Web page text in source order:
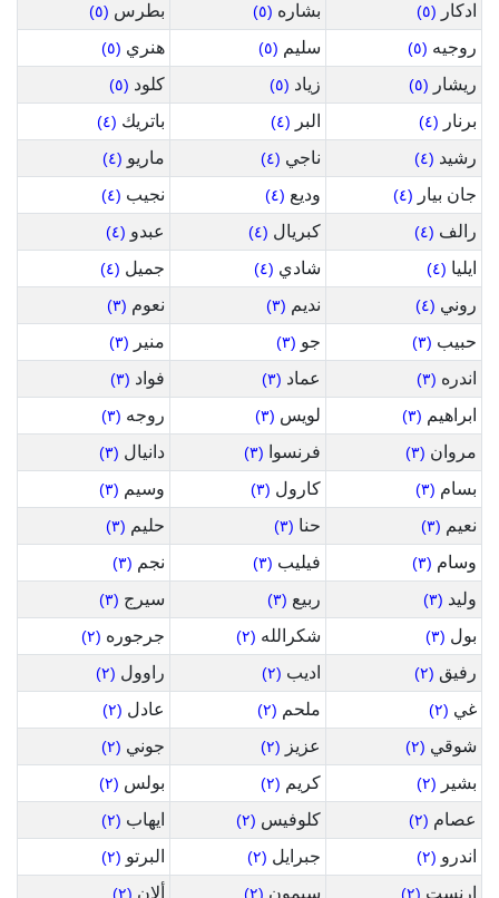
ادكار (٥) بشاره (٥) بطرس (٥)
روجيه (٥) سليم (٥) هنري (٥)
ريشار (٥) زياد (٥) كلود (٥)
برنار (٤) البر (٤) باتريك (٤)
رشيد (٤) ناجي (٤) ماريو (٤)
جان بيار (٤) وديع (٤) نجيب (٤)
رالف (٤) كبريال (٤) عبدو (٤)
ايليا (٤) شادي (٤) جميل (٤)
روني (٤) نديم (٣) نعوم (٣)
حبيب (٣) جو (٣) منير (٣)
اندره (٣) عماد (٣) فواد (٣)
ابراهيم (٣) لويس (٣) روجه (٣)
مروان (٣) فرنسوا (٣) دانيال (٣)
بسام (٣) كارول (٣) وسيم (٣)
نعيم (٣) حنا (٣) حليم (٣)
وسام (٣) فيليب (٣) نجم (٣)
وليد (٣) ربيع (٣) سيرج (٣)
بول (٣) شكرالله (٢) جرجوره (٢)
رفيق (٢) اديب (٢) راوول (٢)
غي (٢) ملحم (٢) عادل (٢)
شوقي (٢) عزيز (٢) جوني (٢)
بشير (٢) كريم (٢) بولس (٢)
عصام (٢) كلوفيس (٢) ايهاب (٢)
اندرو (٢) جبرايل (٢) البرتو (٢)
ارنست (٢) سيمون (٢) ألان (٢)